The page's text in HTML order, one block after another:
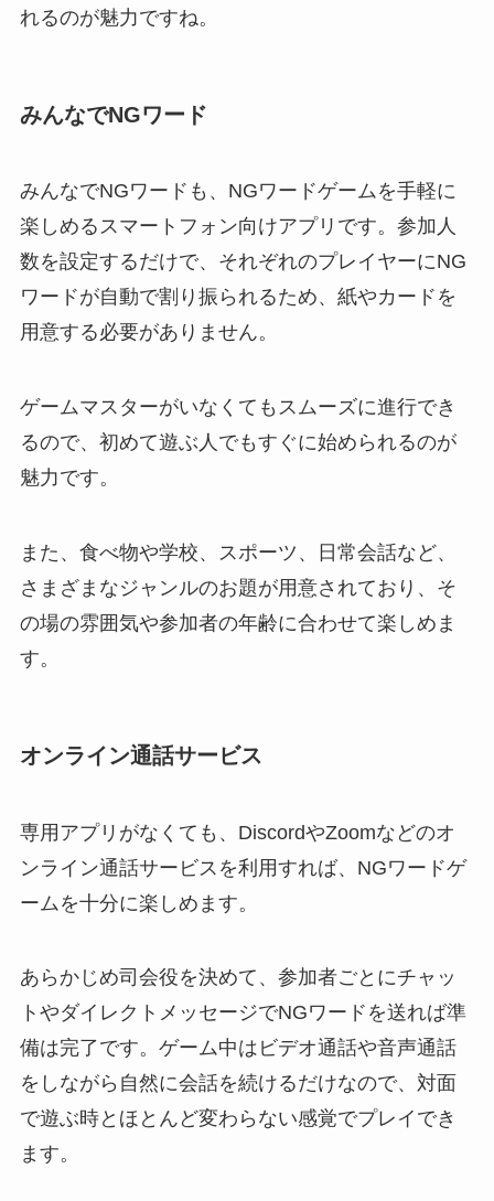
れるのが魅力ですね。
みんなでNGワード
みんなでNGワードも、NGワードゲームを手軽に
楽しめるスマートフォン向けアプリです。参加人
数を設定するだけで、それぞれのプレイヤーにNG
ワードが自動で割り振られるため、紙やカードを
用意する必要がありません。
ゲームマスターがいなくてもスムーズに進行でき
るので、初めて遊ぶ人でもすぐに始められるのが
魅力です。
また、食べ物や学校、スポーツ、日常会話など、
さまざまなジャンルのお題が用意されており、そ
の場の雰囲気や参加者の年齢に合わせて楽しめま
す。
オンライン通話サービス
専用アプリがなくても、DiscordやZoomなどのオ
ンライン通話サービスを利用すれば、NGワードゲ
ームを十分に楽しめます。
あらかじめ司会役を決めて、参加者ごとにチャッ
トやダイレクトメッセージでNGワードを送れば準
備は完了です。ゲーム中はビデオ通話や音声通話
をしながら自然に会話を続けるだけなので、対面
で遊ぶ時とほとんど変わらない感覚でプレイでき
ます。